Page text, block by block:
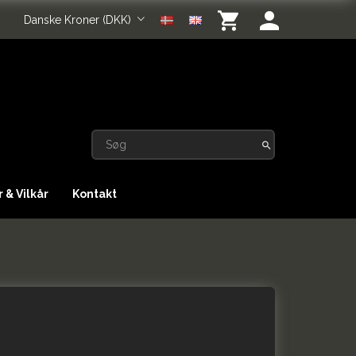
Danske Kroner (DKK)
& Vilkår Kontakt